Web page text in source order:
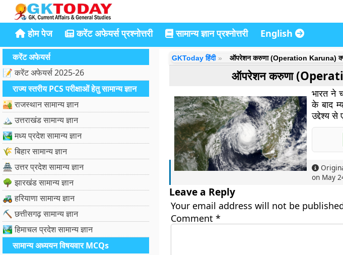
होम पेज करेंट अफेयर्स प्रश्नोत्तरी सामान्य ज्ञान प्रश्नोत्तरी English
करेंट अफेयर्स
📝 करेंट अफेयर्स 2025-26
राज्य स्तरीय PCS परीक्षाओं हेतु सामान्य ज्ञान
🏜️ राजस्थान सामान्य ज्ञान
🏔️ उत्तराखंड सामान्य ज्ञान
🏞️ मध्य प्रदेश सामान्य ज्ञान
🌾 बिहार सामान्य ज्ञान
🏯 उत्तर प्रदेश सामान्य ज्ञान
🌳 झारखंड सामान्य ज्ञान
🚜 हरियाणा सामान्य ज्ञान
⛏️ छत्तीसगढ़ सामान्य ज्ञान
🏞️ हिमाचल प्रदेश सामान्य ज्ञान
सामान्य अध्ययन विषयवार MCQs
GKToday हिंदी ऑपरेशन करुणा (Operation Karuna)
ऑपरेशन करुणा
भारत ने
के बाद
उद्देश्य
on May
Leave a Reply
Your email address will not be
Comment *